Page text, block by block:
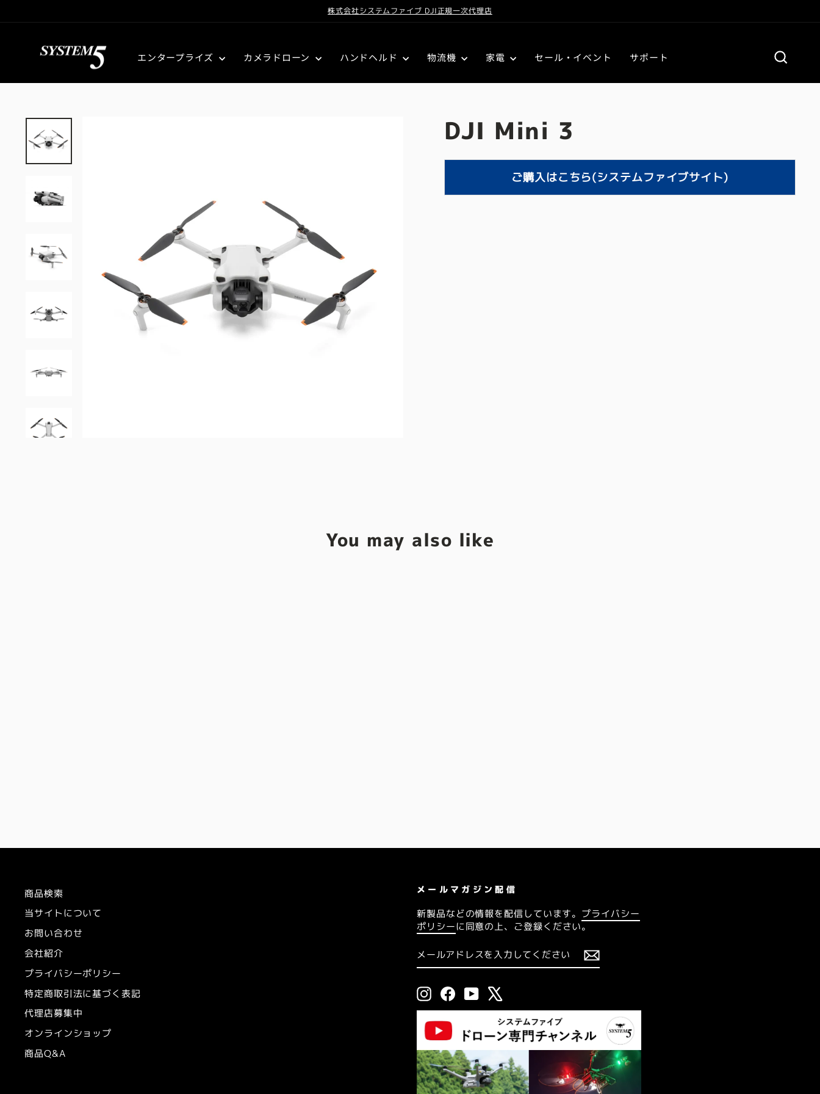
株式会社システムファイブ DJI正規一次代理店
エンタープライズ カメラドローン ハンドヘルド 物流機 家電 セール・イベント サポート
DJI Mini 3
ご購入はこちら(システムファイブサイト)
You may also like
商品検索
当サイトについて
お問い合わせ
会社紹介
プライバシーポリシー
特定商取引法に基づく表記
代理店募集中
オンラインショップ
商品Q&A
メールマガジン配信
新製品などの情報を配信しています。 プライバシー
ポリシーに同意の上、ご登録ください。
ー
ル
ド
レ
ス
入
力
し
て
く
だ
さ
信
Instagram
Facebook
YouTube